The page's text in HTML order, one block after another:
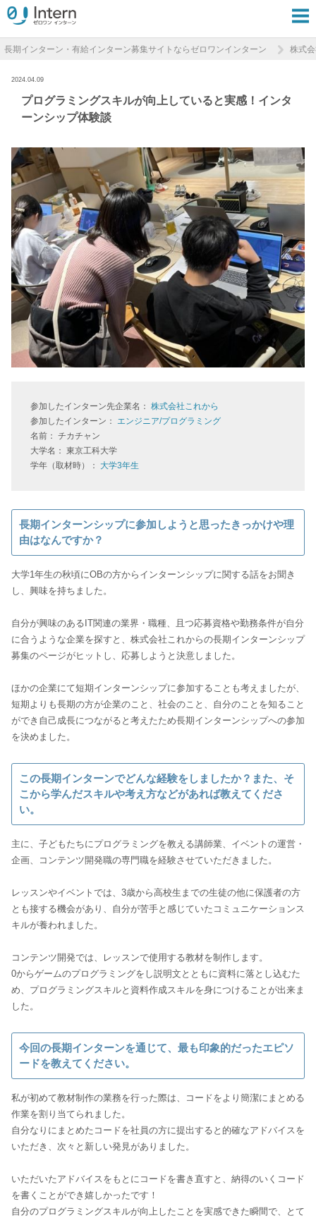
長期インターン・有給インターン募集サイトならゼロワンインターン 株式
2024.04.09
プログラミングスキルが向上していると実感！インタ
ーンシップ体験談
参加したインターン先企業名： 株式会社これから
参加したインターン： エンジニア/プログラミング
名前： チカチャン
大学名： 東京工科大学
学年（取材時）： 大学3年生
長期インターンシップに参加しようと思ったきっかけや理
由はなんですか？
大学1年生の秋頃にOBの方からインターンシップに関する話をお聞き
し、興味を持ちました。
自分が興味のあるIT関連の業界・職種、且つ応募資格や勤務条件が自分
に合うような企業を探すと、株式会社これからの長期インターンシップ
募集のページがヒットし、応募しようと決意しました。
ほかの企業にて短期インターンシップに参加することも考えましたが、
短期よりも長期の方が企業のこと、社会のこと、自分のことを知ること
ができ自己成長につながると考えたため長期インターンシップへの参加
を決めました。
この長期インターンでどんな経験をしましたか？また、そ
こから学んだスキルや考え方などがあれば教えてくださ
い。
主に、子どもたちにプログラミングを教える講師業、イベントの運営・
企画、コンテンツ開発職の専門職を経験させていただきました。
レッスンやイベントでは、3歳から高校生までの生徒の他に保護者の方
とも接する機会があり、自分が苦手と感じていたコミュニケーションス
キルが養われました。
コンテンツ開発では、レッスンで使用する教材を制作します。
0からゲームのプログラミングをし説明文とともに資料に落とし込むた
め、プログラミングスキルと資料作成スキルを身につけることが出来ま
した。
今回の長期インターンを通じて、最も印象的だったエピソ
ードを教えてください。
私が初めて教材制作の業務を行った際は、コードをより簡潔にまとめる
作業を割り当てられました。
自分なりにまとめたコードを社員の方に提出すると的確なアドバイスを
いただき、次々と新しい発見がありました。
いただいたアドバイスをもとにコードを書き直すと、納得のいくコード
を書くことができ嬉しかったです！
自分のプログラミングスキルが向上したことを実感できた瞬間で、とて